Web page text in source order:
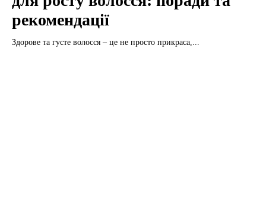
рекомендації
Здорове та густе волосся – це не просто прикраса,...